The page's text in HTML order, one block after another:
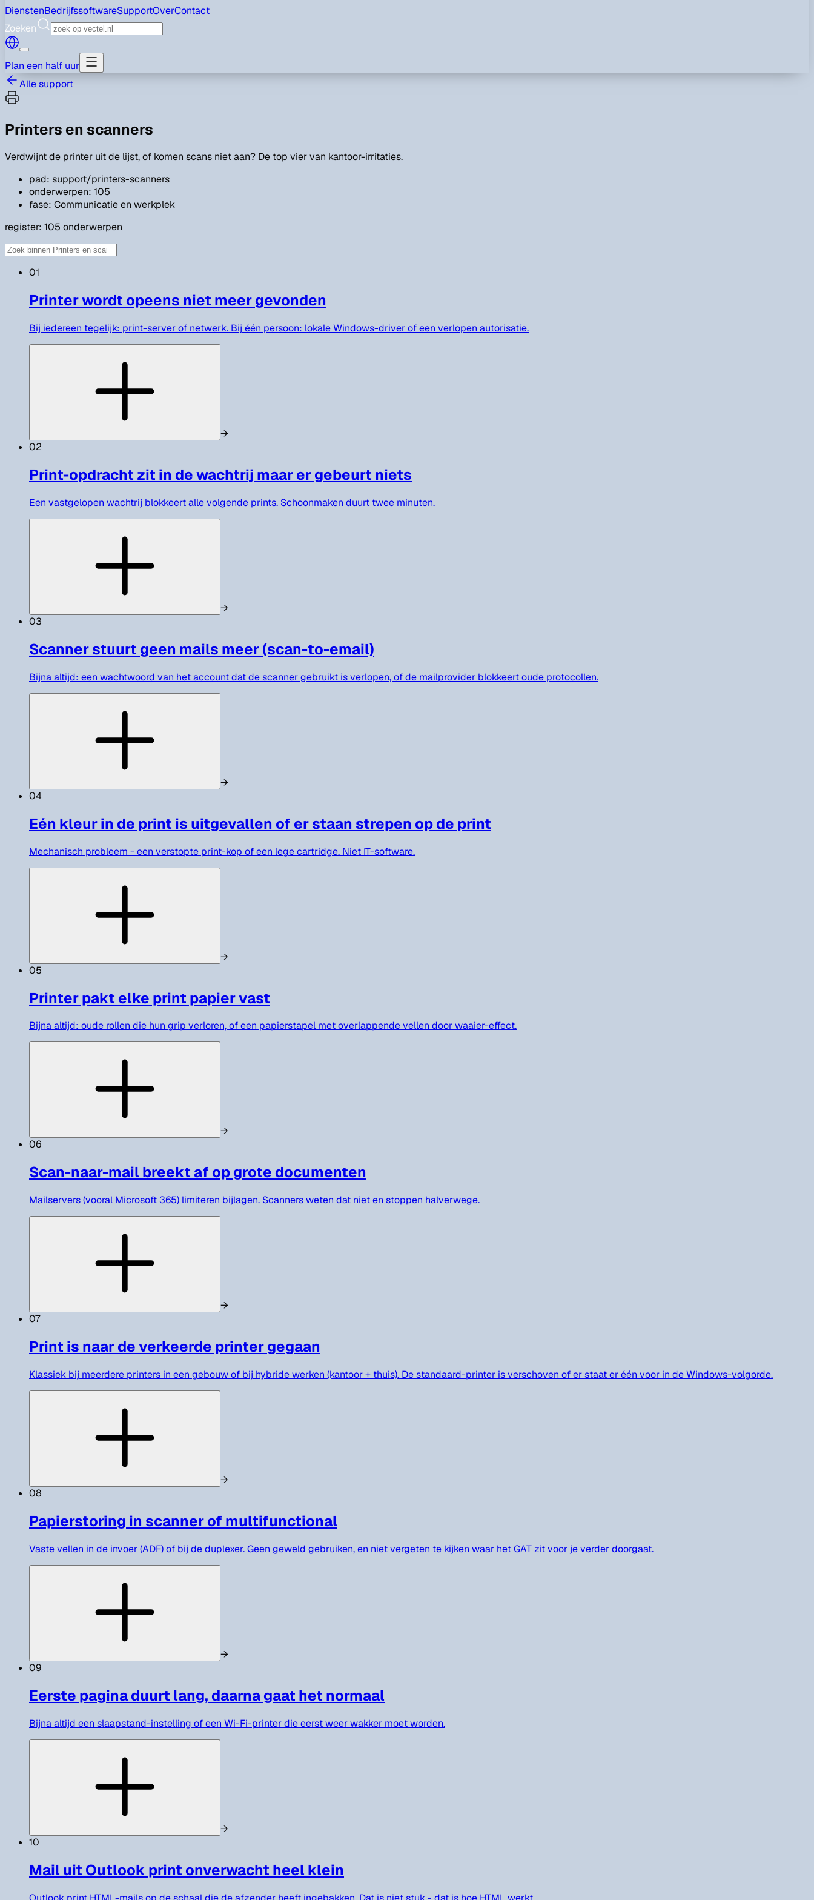
DienstenBedrijfssoftwareSupportOverContact
Zoeken
Plan een half uur
Alle support
Printers en scanners
Verdwijnt de printer uit de lijst, of komen scans niet aan? De top vier van kantoor-irritaties.
pad: support/printers-scanners
onderwerpen: 105
fase: Communicatie en werkplek
register: 105 onderwerpen
01
Printer wordt opeens niet meer gevonden
Bij iedereen tegelijk: print-server of netwerk. Bij één persoon: lokale Windows-driver of een verlopen autorisatie.
→
02
Print-opdracht zit in de wachtrij maar er gebeurt niets
Een vastgelopen wachtrij blokkeert alle volgende prints. Schoonmaken duurt twee minuten.
→
03
Scanner stuurt geen mails meer (scan-to-email)
Bijna altijd: een wachtwoord van het account dat de scanner gebruikt is verlopen, of de mailprovider blokkeert oude protocollen.
→
04
Eén kleur in de print is uitgevallen of er staan strepen op de print
Mechanisch probleem - een verstopte print-kop of een lege cartridge. Niet IT-software.
→
05
Printer pakt elke print papier vast
Bijna altijd: oude rollen die hun grip verloren, of een papierstapel met overlappende vellen door waaier-effect.
→
06
Scan-naar-mail breekt af op grote documenten
Mailservers (vooral Microsoft 365) limiteren bijlagen. Scanners weten dat niet en stoppen halverwege.
→
07
Print is naar de verkeerde printer gegaan
Klassiek bij meerdere printers in een gebouw of bij hybride werken (kantoor + thuis). De standaard-printer is verschoven of er staat er één voor in de Windows-volgorde.
→
08
Papierstoring in scanner of multifunctional
Vaste vellen in de invoer (ADF) of bij de duplexer. Geen geweld gebruiken, en niet vergeten te kijken waar het GAT zit voor je verder doorgaat.
→
09
Eerste pagina duurt lang, daarna gaat het normaal
Bijna altijd een slaapstand-instelling of een Wi-Fi-printer die eerst weer wakker moet worden.
→
10
Mail uit Outlook print onverwacht heel klein